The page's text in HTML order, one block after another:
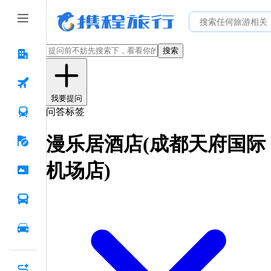
搜索
我要提问
问答标签
漫乐居酒店(成都天府国际
机场店)